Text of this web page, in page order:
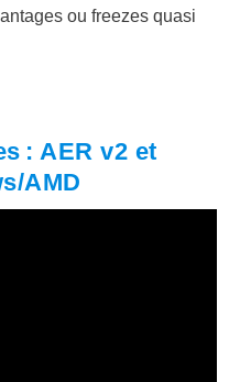
ou freezes quasi
: AER v2 et
AMD